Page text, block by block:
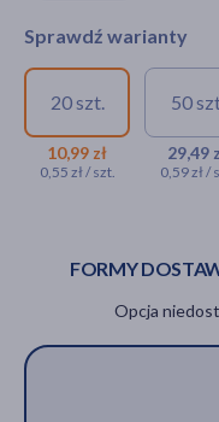
Sprawdź warianty
20 szt.
10,99 zł
0,55 zł / szt.
50
29,49
0,59 zł /
FORMY
Opcja